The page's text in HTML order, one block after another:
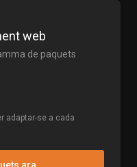
web
de paquets
adaptar-se a cada